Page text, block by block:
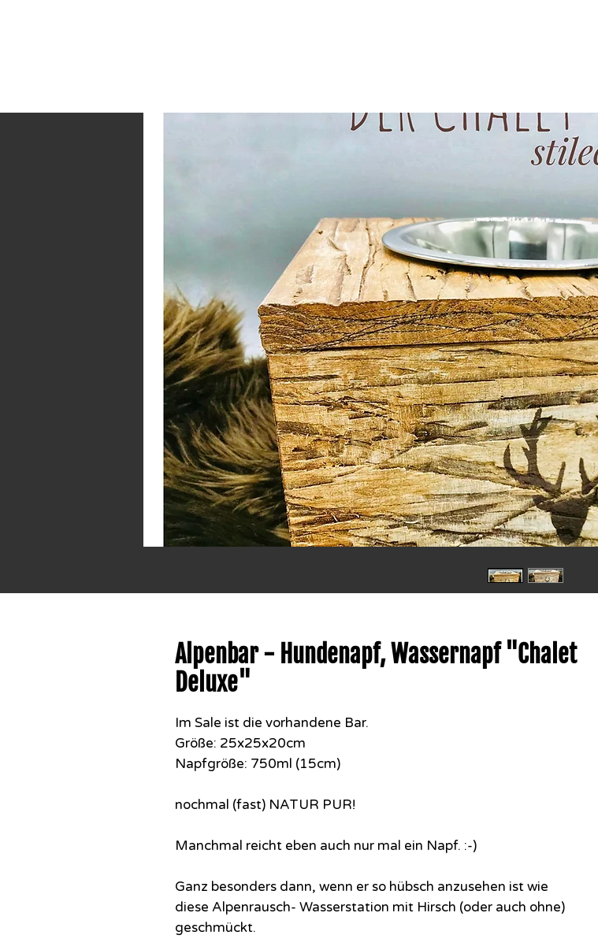
Alpenbar - Hundenapf, Wassernapf "Chalet
Deluxe"
Im Sale ist die vorhandene Bar.
Größe: 25x25x20cm
Napfgröße: 750ml (15cm)
nochmal (fast) NATUR PUR!
Manchmal reicht eben auch nur mal ein Napf. :-)
Ganz besonders dann, wenn er so hübsch anzusehen ist wie
diese Alpenrausch- Wasserstation mit Hirsch (oder auch ohne)
geschmückt.